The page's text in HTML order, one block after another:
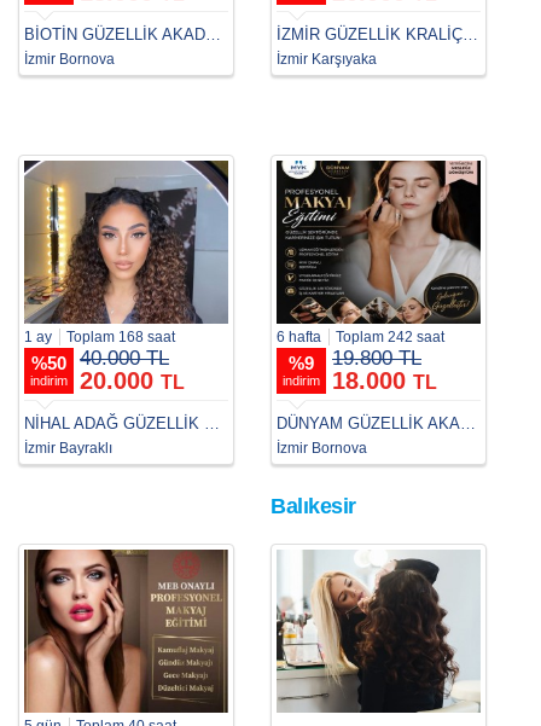
BİOTİN GÜZELLİK AKADEMİ
İzmir Bornova
İZMİR GÜZELLİK KRALİÇELERİ AKADEMİSİ
İzmir Karşıyaka
1 ay Toplam 168 saat
%50
indirim
40.000 TL
20.000 TL
NİHAL ADAĞ GÜZELLİK VE MESLEK KURSU
İzmir Bayraklı
6 hafta Toplam 242 saat
%9
indirim
19.800 TL
18.000 TL
DÜNYAM GÜZELLİK AKADEMİ
İzmir Bornova
Balıkesir